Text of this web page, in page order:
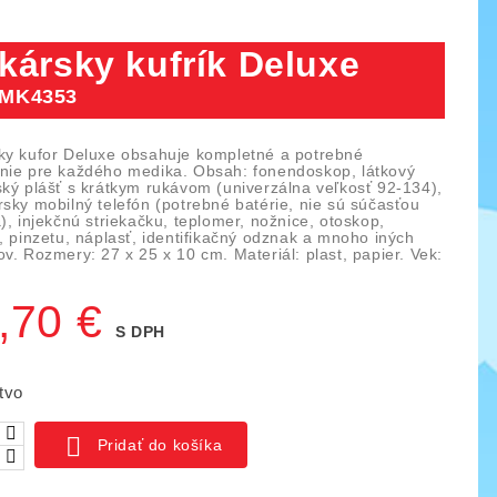
IO blocks, 1000 ks
261,50 €
KÓD:
141,00 €
kufrík Deluxe
MK4353
kufor Deluxe obsahuje kompletné a potrebné
pre každého medika. Obsah: fonendoskop, látkový
plášť s krátkym rukávom (univerzálna veľkosť 92-134),
mobilný telefón (potrebné batérie, nie sú súčasťou
injekčnú striekačku, teplomer, nožnice, otoskop,
pinzetu, náplasť, identifikačný odznak a mnoho iných
Rozmery: 27 x 25 x 10 cm. Materiál: plast, papier. Vek:
€ S DPH
 Pridať do košíka